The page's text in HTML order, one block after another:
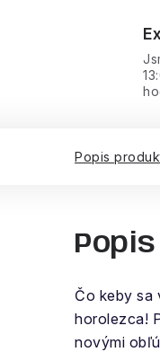
Popis
Čo keby sa
horolezca!
novými